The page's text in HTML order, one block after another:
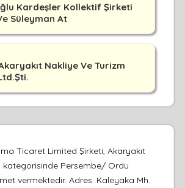
Kardeşler Kollektif Şirketi
Süleyman At
Nakliye Ve Turizm
Ticaret Limited Şirketi, Akaryakıt
kategorisinde Persembe/ Ordu
vermektedir. Adres: Kaleyaka Mh.